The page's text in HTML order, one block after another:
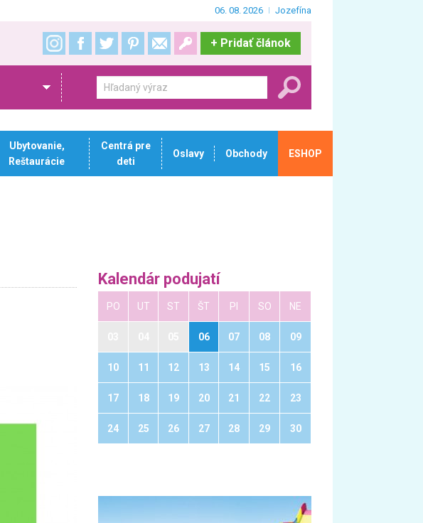
06. 08. 2026 Jozefína
+ Pridať článok
Ubytovanie,
Reštaurácie
Centrá pre
deti
Oslavy Obchody ESHOP
Kalendár podujatí
PO UT ST ŠT PI SO NE
06 07 08 09
10 11 12 13 14 15 16
17 18 19 20 21 22 23
24 25 26 27 28 29 30